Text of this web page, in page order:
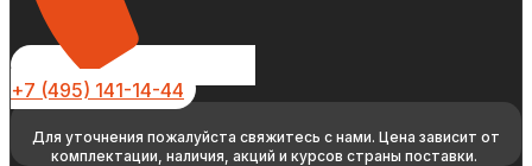
+7 (495) 141-14-44
Для уточнения пожалуйста свяжитесь с нами. Цена зависит от
комплектации, наличия, акций и курсов страны поставки.